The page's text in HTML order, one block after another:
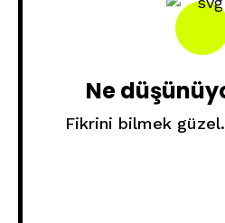
Ne
Fikrini bilmek güzel.